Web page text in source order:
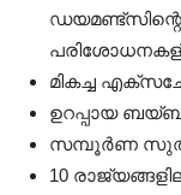
മികച്ച
ഉറപ്പായ
സമ്പൂർണ
10